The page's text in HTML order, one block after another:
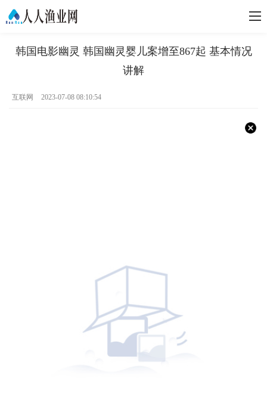
韩国电影幽灵 韩国幽灵婴儿案增至867起 基本情况
讲解
互联网 2023-07-08 08:10:54